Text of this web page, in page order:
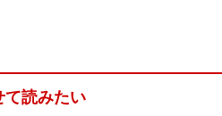
お茶で、香りの良さが特徴で
て読みたい